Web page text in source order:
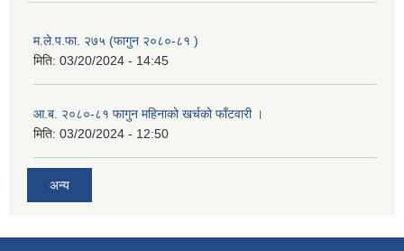
म.ले.प.फा. २७५ (फागुन २०८०-८१ )
मिति: 03/20/2024 - 14:45
आ.ब. २०८०-८१ फागुन महिनाको खर्चको फाँटवारी ।
मिति: 03/20/2024 - 12:50
अन्य